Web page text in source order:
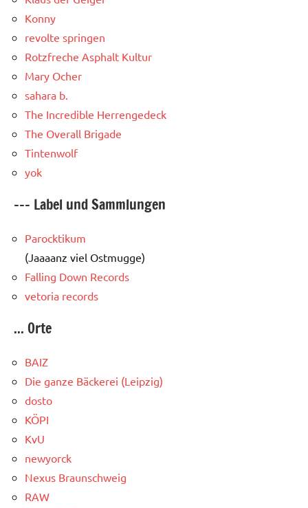
Konny
revolte springen
Rotzfreche Asphalt Kultur
Mary Ocher
sahara b.
The Incredible Herrengedeck
The Overall Brigade
Tintenwolf
yok
--- Label und Sammlungen
Parocktikum
(Jaaaanz viel Ostmugge)
Falling Down Records
vetoria records
... Orte
BAIZ
Die ganze Bäckerei (Leipzig)
dosto
KÖPI
KvU
newyorck
Nexus Braunschweig
RAW